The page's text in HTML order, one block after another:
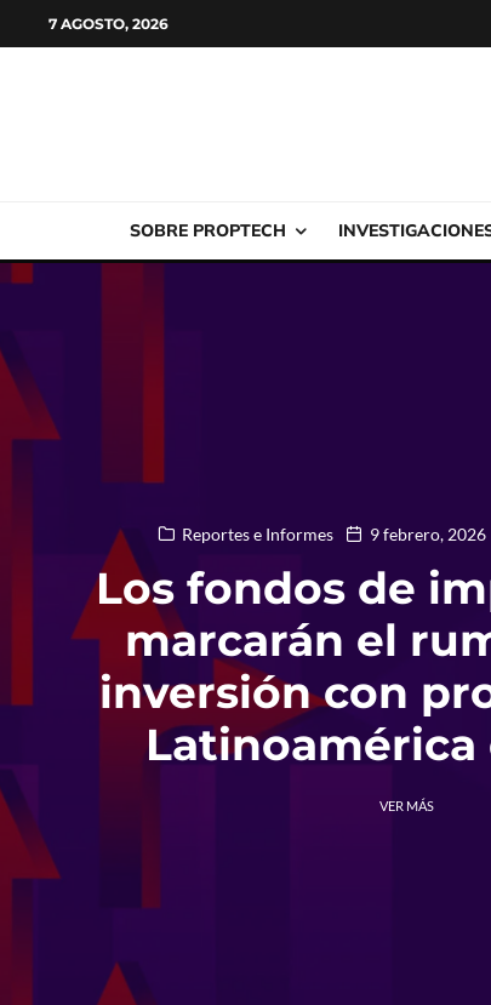
7 AGOSTO, 2026
SOBRE PROPTECH
Reportes e Informes 9 febrero, 2026
Los fondos de
marcarán el
inversión con
Latinoamérica
VER MÁS